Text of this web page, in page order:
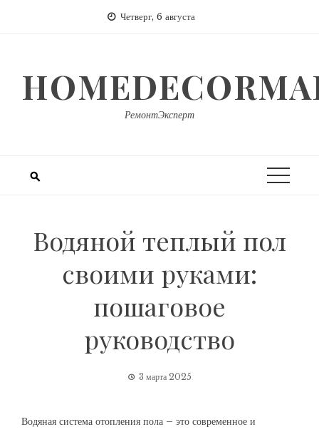
Четверг, 6 августа
РемонтЭксперт
Водяной теплый пол
своими руками:
пошаговое
руководство
3 марта 2025
Водяная система отопления пола – это современное и